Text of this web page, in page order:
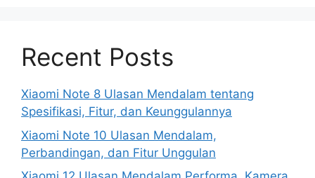
Recent Posts
Xiaomi Note 8 Ulasan Mendalam tentang
Spesifikasi, Fitur, dan Keunggulannya
Xiaomi Note 10 Ulasan Mendalam,
Perbandingan, dan Fitur Unggulan